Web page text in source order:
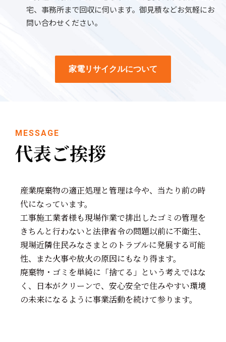
宅、事務所まで回収に伺います。御見積などお気軽にお
問い合わせください。
家電リサイクルについて
MESSAGE
代表ご挨拶
産業廃棄物の適正処理と管理は今や、当たり前の時
代になっています。
工事施工業者様も現場作業で排出したゴミの管理を
きちんと行わないと法律省令の問題以前に不衛生、
現場近隣住民みなさまとのトラブルに発展する可能
性、また火事や放火の原因にもなり得ます。
廃棄物・ゴミを単純に「捨てる」という考えではな
く、日本がクリーンで、安心安全で住みやすい環境
の未来になるように事業活動を続けて参ります。